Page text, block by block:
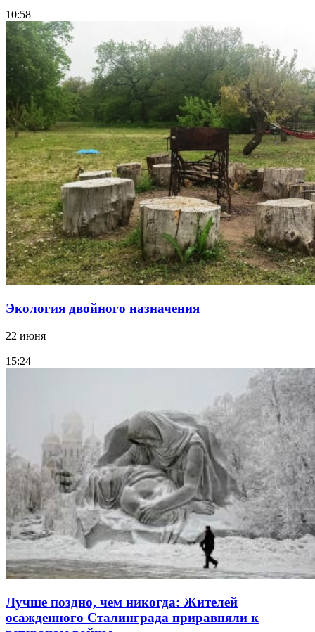
10:58
Экология двойного назначения
22 июня
15:24
Лучше поздно, чем никогда: Жителей
осажденного Сталинграда приравняли к